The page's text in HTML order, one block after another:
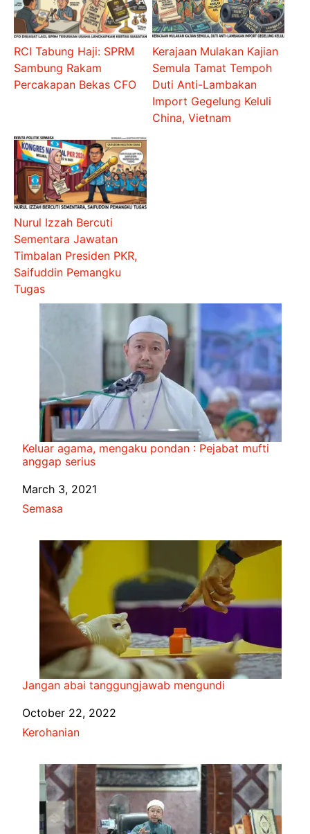
RCI Tabung Haji: SPRM
Sambung Rakam
Percakapan Bekas CFO
Kerajaan Mulakan Kajian
Semula Tamat Tempoh
Duti Anti-Lambakan
Import Gegelung Keluli
China, Vietnam
Nurul Izzah Bercuti
Sementara Jawatan
Timbalan Presiden PKR,
Saifuddin Pemangku
Tugas
Keluar agama, mengaku pondan : Pejabat mufti
anggap serius
Date
March 3, 2021
In relation to
Semasa
Jangan abai tanggungjawab mengundi
Date
October 22, 2022
In relation to
Kerohanian